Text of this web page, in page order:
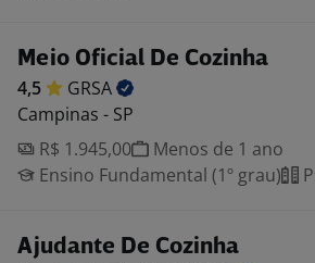
Meio Oficial De Cozinha
4,5
GRSA
Campinas - SP
R$ 1.945,00
Menos de 1 ano
Ensino Fundamental (1º grau)
Ajudante De Cozinha